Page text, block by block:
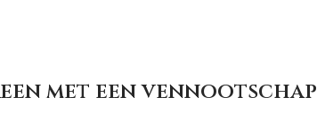
met een vennootschap